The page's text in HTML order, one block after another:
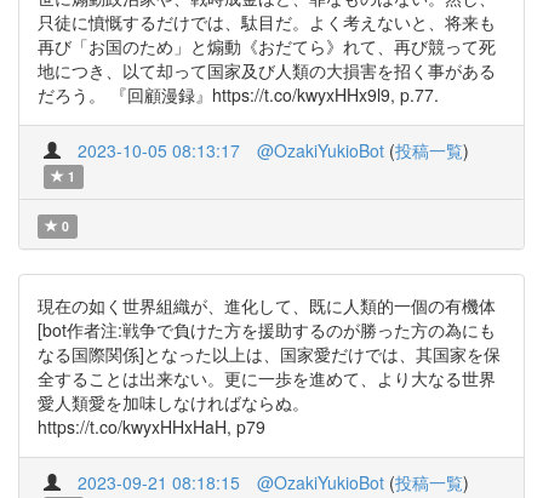
只徒に憤慨するだけでは、駄目だ。よく考えないと、将来も
再び「お国のため」と煽動《おだてら》れて、再び競って死
地につき、以て却って国家及び人類の大損害を招く事がある
だろう。 『回顧漫録』https://t.co/kwyxHHx9l9, p.77.
2023-10-05 08:13:17 @OzakiYukioBot (投稿一覧)
1
0
現在の如く世界組織が、進化して、既に人類的一個の有機体
[bot作者注:戦争で負けた方を援助するのが勝った方の為にも
なる国際関係]となった以上は、国家愛だけでは、其国家を保
全することは出来ない。更に一歩を進めて、より大なる世界
愛人類愛を加味しなければならぬ。
https://t.co/kwyxHHxHaH, p79
2023-09-21 08:18:15 @OzakiYukioBot (投稿一覧)